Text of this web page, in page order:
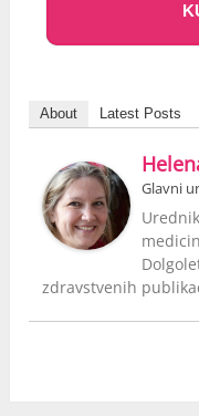
About Latest Posts
Glavni
zdravstvenih